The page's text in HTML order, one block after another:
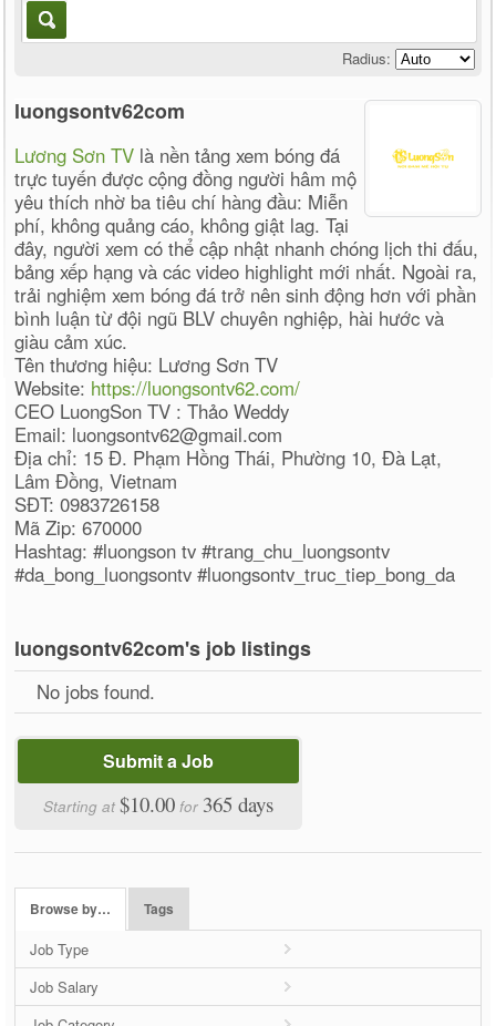
Radius:
luongsontv62com
Lương Sơn TV là nền tảng xem bóng đá
trực tuyến được cộng đồng người hâm mộ
yêu thích nhờ ba tiêu chí hàng đầu: Miễn
phí, không quảng cáo, không giật lag. Tại
đây, người xem có thể cập nhật nhanh chóng lịch thi đấu,
bảng xếp hạng và các video highlight mới nhất. Ngoài ra,
trải nghiệm xem bóng đá trở nên sinh động hơn với phần
bình luận từ đội ngũ BLV chuyên nghiệp, hài hước và
giàu cảm xúc.
Tên thương hiệu: Lương Sơn TV
Website: https://luongsontv62.com/
CEO LuongSon TV : Thảo Weddy
Email: luongsontv62@gmail.com
Địa chỉ: 15 Đ. Phạm Hồng Thái, Phường 10, Đà Lạt,
Lâm Đồng, Vietnam
SĐT: 0983726158
Mã Zip: 670000
Hashtag: #luongson tv #trang_chu_luongsontv
#da_bong_luongsontv #luongsontv_truc_tiep_bong_da
luongsontv62com's job listings
No jobs found.
Submit a Job
Starting at$10.00 for 365 days
Browse by… Tags
Job Type
Job Salary